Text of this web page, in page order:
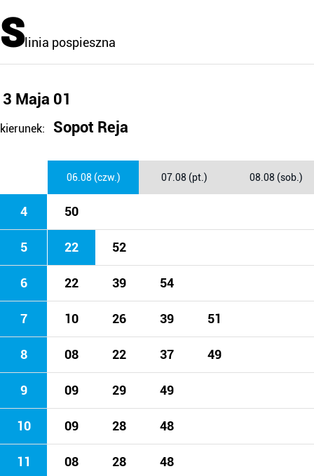
Slinia pospieszna
3 Maja 01
kierunek: Sopot Reja
06.08 (czw.) 07.08 (pt.) 08.08 (sob.)
4 50
5 22 52
6 22 39 54
7 10 26 39 51
8 08 22 37 49
9 09 29 49
10 09 28 48
11 08 28 48